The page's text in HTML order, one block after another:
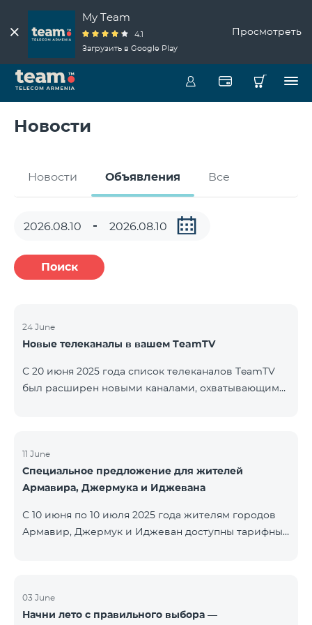
My Team
4.1
Загрузить в Google Play
Просмотреть
Новости
Новости Объявления Все
Поиск
24 June
Новые телеканалы в вашем TeamTV
С 20 июня 2025 года список телеканалов TeamTV
был расширен новыми каналами, охватывающими
Russian Информационный 230 AMEDIA Фильмы 231
AMEDIA 2 Фильмы 232 AMEDIA HIT Фильмы 233
11 June
Специальное предложение для жителей
Армавира, Джермука и Иджевана
С 10 июня по 10 июля 2025 года жителям городов
Армавир, Джермук и Иджеван доступны тарифные
предоставляется 50% скидка на первые 6 месяцев
при условии годовой подписки (12 месяцев).
03 June
Начни лето с правильного выбора —